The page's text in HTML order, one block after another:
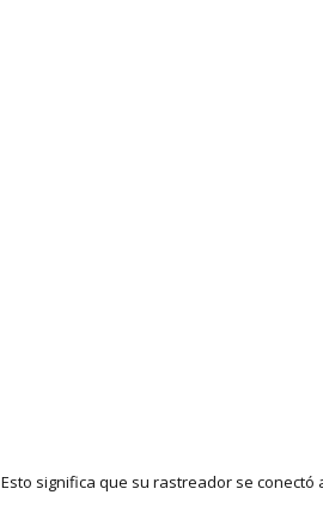
Esto significa que su rastreador se